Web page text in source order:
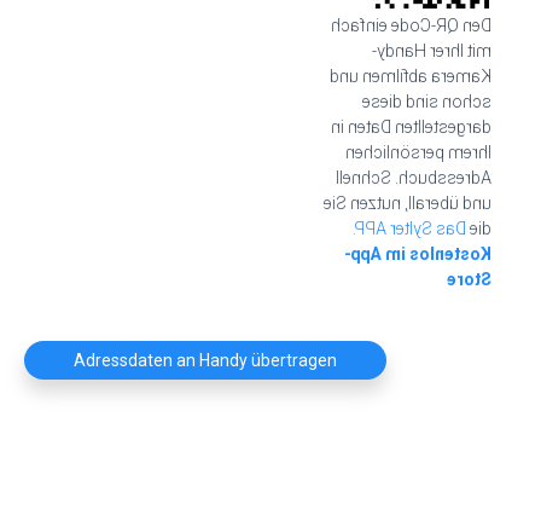
Den QR-Code einfach
mit Ihrer Handy-
Kamera abfilmen und
schon sind diese
dargestellten Daten in
Ihrem persönlichen
Adressbuch. Schnell
und überall, nutzen Sie
die
Das Sylter APP.
Kostenlos im App-
Store
Adressdaten an Handy übertragen